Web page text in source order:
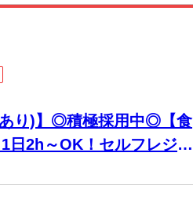
あり)】◎積極採用中◎【食
日2h～OK！セルフレジで